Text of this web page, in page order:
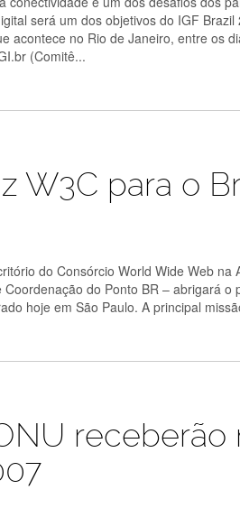
será um dos objetivos do IGF
acontece no Rio de Janeiro, entre os
(Comitê...
W3C para o
do Consórcio World Wide Web
do Ponto BR – abrigará
hoje em São Paulo. A principal